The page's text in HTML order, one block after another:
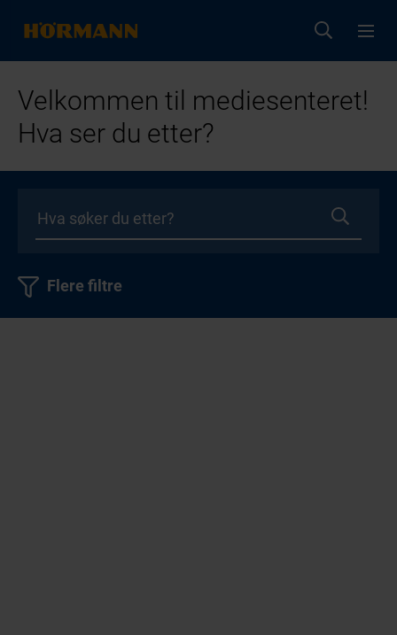
Velkommen til mediesenteret!
Hva ser du etter?
Flere filtre